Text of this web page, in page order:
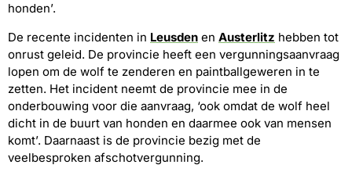
honden’.
De recente incidenten in Leusden en Austerlitz hebben tot
onrust geleid. De provincie heeft een vergunningsaanvraag
lopen om de wolf te zenderen en paintballgeweren in te
zetten. Het incident neemt de provincie mee in de
onderbouwing voor die aanvraag, ‘ook omdat de wolf heel
dicht in de buurt van honden en daarmee ook van mensen
komt’. Daarnaast is de provincie bezig met de
veelbesproken afschotvergunning.